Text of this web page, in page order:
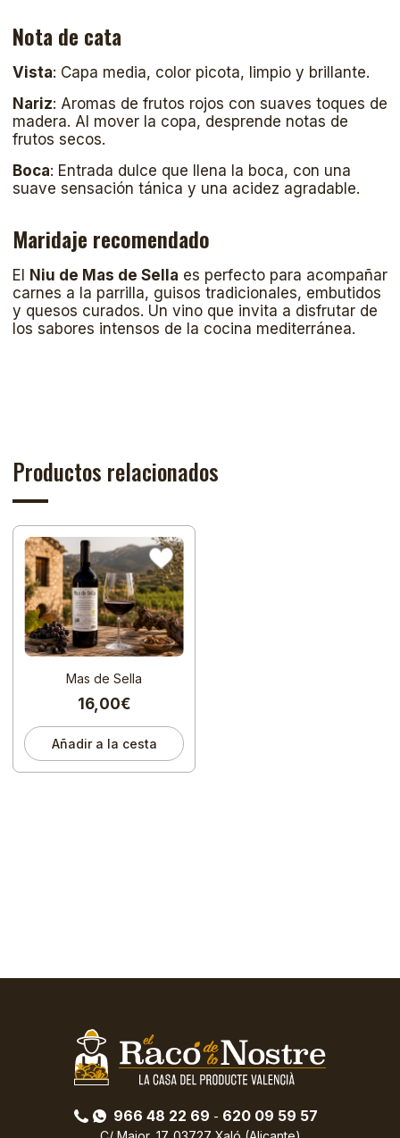
Nota de cata
Vista: Capa media, color picota, limpio y brillante.
Nariz: Aromas de frutos rojos con suaves toques de
madera. Al mover la copa, desprende notas de
frutos secos.
Boca: Entrada dulce que llena la boca, con una
suave sensación tánica y una acidez agradable.
Maridaje recomendado
El Niu de Mas de Sella es perfecto para acompañar
carnes a la parrilla, guisos tradicionales, embutidos
y quesos curados. Un vino que invita a disfrutar de
los sabores intensos de la cocina mediterránea.
Productos relacionados
Mas de Sella
16,00€
Añadir a la cesta
966 48 22 69 - 620 09 59 57